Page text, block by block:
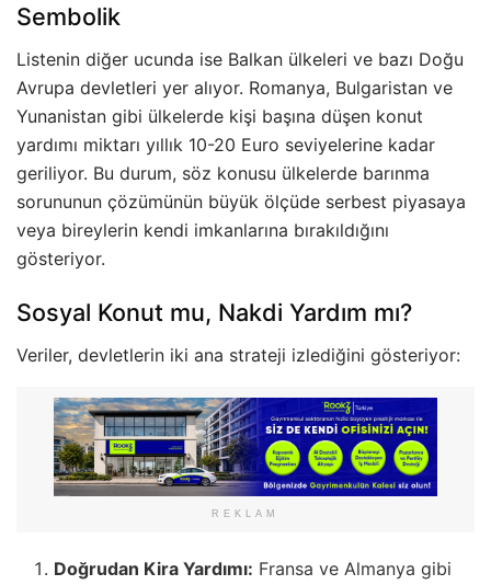
Sembolik
Listenin diğer ucunda ise Balkan ülkeleri ve bazı Doğu
Avrupa devletleri yer alıyor. Romanya, Bulgaristan ve
Yunanistan gibi ülkelerde kişi başına düşen konut
yardımı miktarı yıllık 10-20 Euro seviyelerine kadar
geriliyor. Bu durum, söz konusu ülkelerde barınma
sorununun çözümünün büyük ölçüde serbest piyasaya
veya bireylerin kendi imkanlarına bırakıldığını
gösteriyor.
Sosyal Konut mu, Nakdi Yardım mı?
Veriler, devletlerin iki ana strateji izlediğini gösteriyor:
REKLAM
Doğrudan Kira Yardımı: Fransa ve Almanya gibi